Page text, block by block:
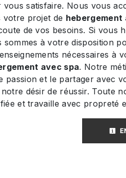
vous satisfaire. Nous vous
votre projet de hebergement
de vos besoins. Si vous
sommes à votre disposition
nécessaires à
avec spa. Notre
passion et le partager avec
désir de réussir. Toute
et travaille avec propreté